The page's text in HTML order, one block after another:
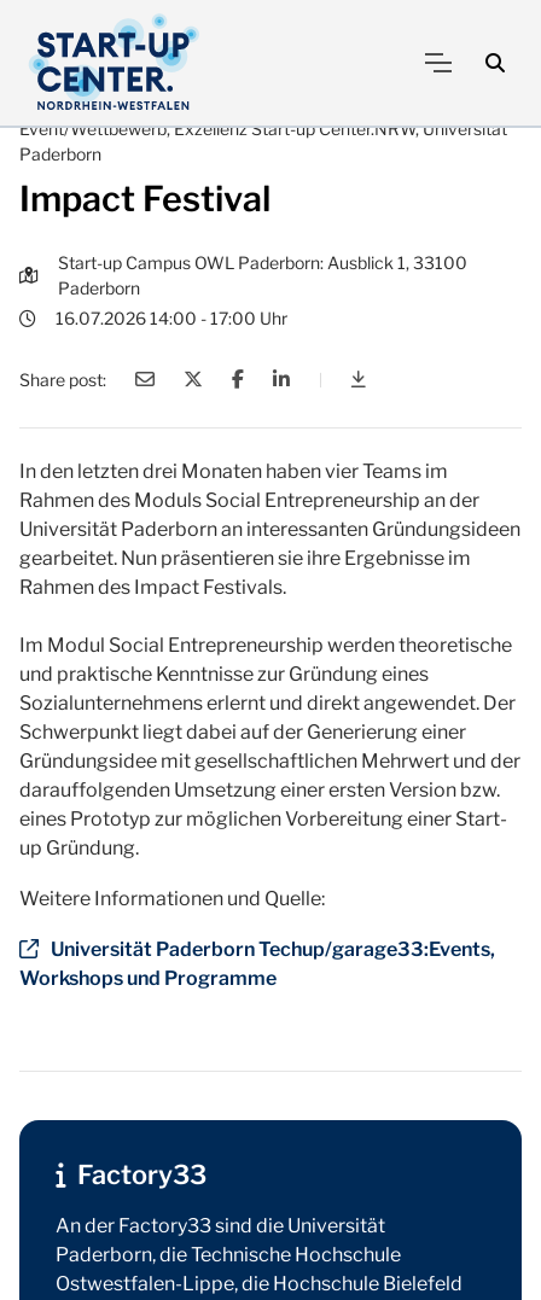
Event/Wettbewerb, Exzellenz Start-up Center.NRW, Universität
Paderborn
Impact Festival
Start-up Campus OWL Paderborn: Ausblick 1, 33100
Paderborn
16.07.2026 14:00 - 17:00 Uhr
Share post:
Impact Festival
In den letzten drei Monaten haben vier Teams im
Rahmen des Moduls Social Entrepreneurship an der
Universität Paderborn an interessanten Gründungsideen
gearbeitet. Nun präsentieren sie ihre Ergebnisse im
Rahmen des Impact Festivals.
Im Modul Social Entrepreneurship werden theoretische
und praktische Kenntnisse zur Gründung eines
Sozialunternehmens erlernt und direkt angewendet. Der
Schwerpunkt liegt dabei auf der Generierung einer
Gründungsidee mit gesellschaftlichen Mehrwert und der
darauffolgenden Umsetzung einer ersten Version bzw.
eines Prototyp zur möglichen Vorbereitung einer Start-
up Gründung.
Weitere Informationen und Quelle:
Universität Paderborn Techup/garage33:Events,
Workshops und Programme
Factory33
An der Factory33 sind die Universität
Paderborn, die Technische Hochschule
Ostwestfalen-Lippe, die Hochschule Bielefeld